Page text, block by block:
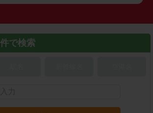
で検索